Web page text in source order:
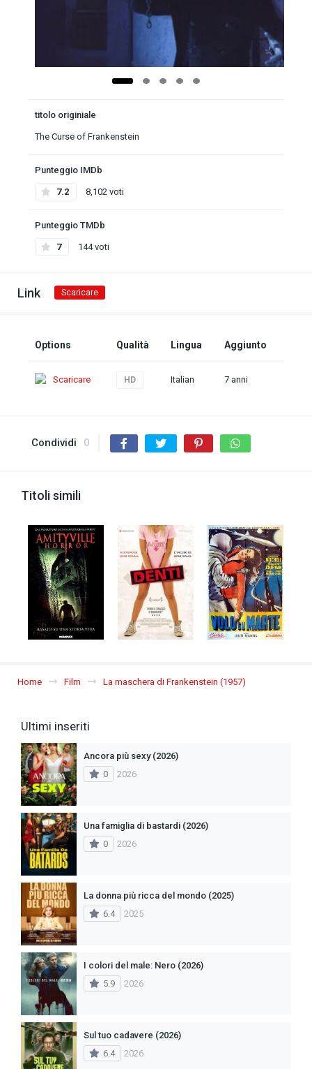
titolo originiale
The Curse of Frankenstein
Punteggio IMDb
7.2 8,102 voti
Punteggio TMDb
7 144 voti
Link Scaricare
Options Qualità Lingua Aggiunto
Scaricare HD Italian 7 anni
Condividi 0
Titoli simili
Home Film La maschera di Frankenstein (1957)
Ultimi inseriti
Ancora più sexy (2026)
0
2026
Una famiglia di bastardi (2026)
0
2026
La donna più ricca del mondo (2025)
6.4
2025
I colori del male: Nero (2026)
5.9
2026
Sul tuo cadavere (2026)
6.4
2026